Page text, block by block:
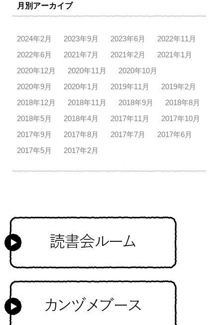
月別アーカイブ
2024年2月 2023年9月 2023年6月
2022年11月
2022年6月
2021年7月 2021年2月
2021年1月
2020年12月
2020年11月
2020年10月
2020年9月
2020年1月 2019年11月
2019年2月
2018年12月
2018年11月 2018年9月
2018年8月
2018年5月
2018年4月 2017年11月
2017年10月
2017年9月
2017年8月 2017年7月
2017年6月
2017年5月
2017年2月